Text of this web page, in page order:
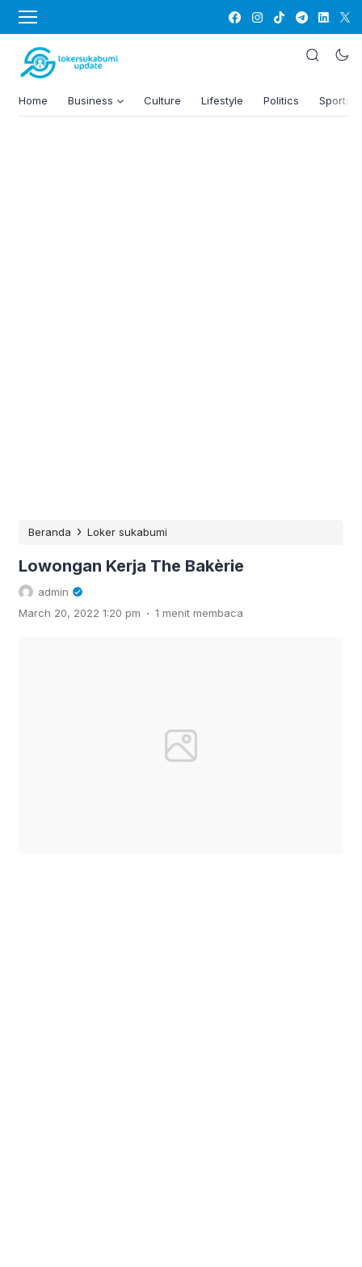
Home Business Culture Lifestyle Politics Sports
Beranda › Loker sukabumi
Lowongan Kerja The Bakèrie
admin
March 20, 2022 1:20 pm . 1 menit membaca